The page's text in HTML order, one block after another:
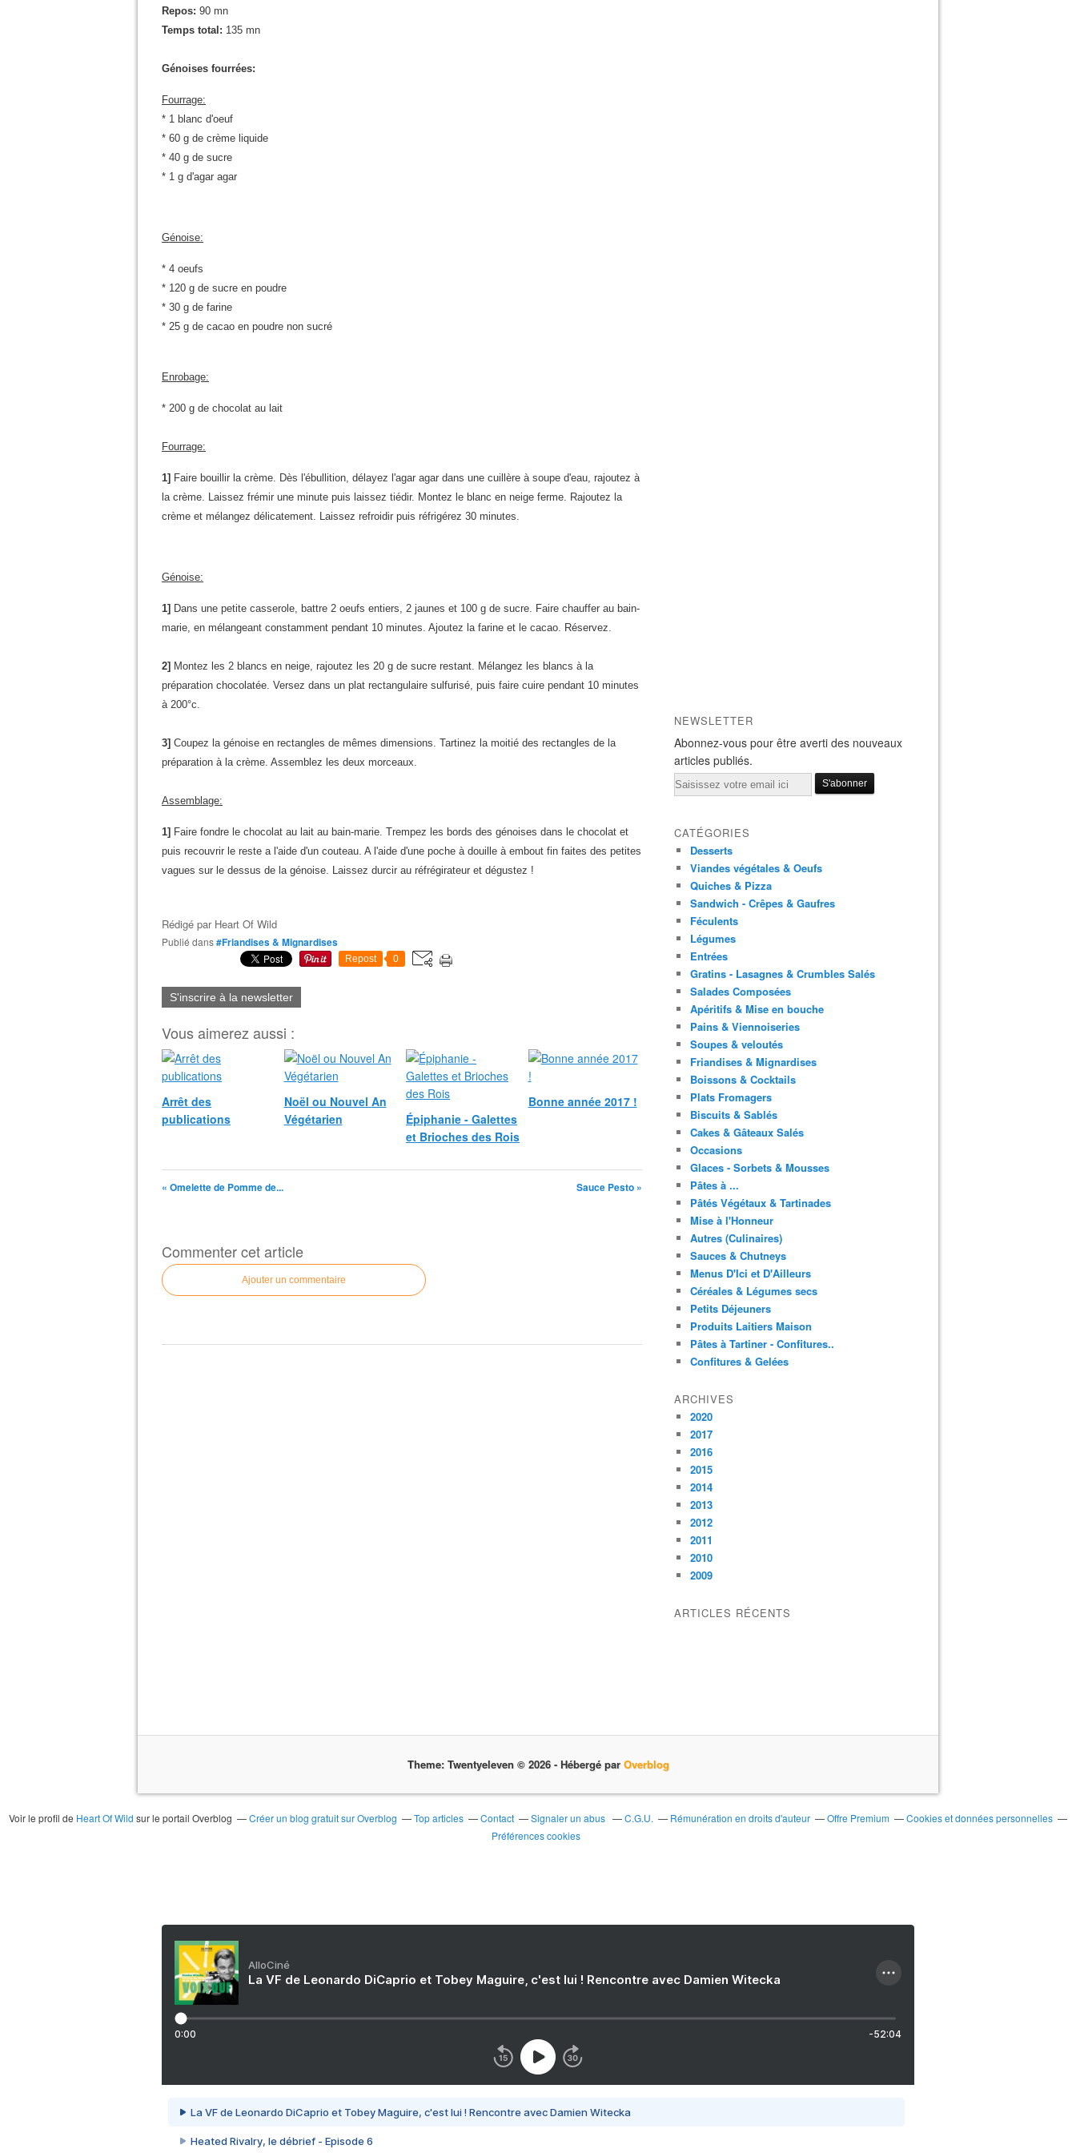
Repos: 90 mn
Temps total: 135 mn
Génoises fourrées:
Fourrage:
* 1 blanc d'oeuf
* 60 g de crème liquide
* 40 g de sucre
* 1 g d'agar agar
Génoise:
* 4 oeufs
* 120 g de sucre en poudre
* 30 g de farine
* 25 g de cacao en poudre non sucré
Enrobage:
* 200 g de chocolat au lait
Fourrage:
1] Faire bouillir la crème. Dès l'ébullition, délayez l'agar agar dans une cuillère à soupe d'eau, rajoutez à
la crème. Laissez frémir une minute puis laissez tiédir. Montez le blanc en neige ferme. Rajoutez la
crème et mélangez délicatement. Laissez refroidir puis réfrigérez 30 minutes.
Génoise:
1] Dans une petite casserole, battre 2 oeufs entiers, 2 jaunes et 100 g de sucre. Faire chauffer au bain-
marie, en mélangeant constamment pendant 10 minutes. Ajoutez la farine et le cacao. Réservez.
2] Montez les 2 blancs en neige, rajoutez les 20 g de sucre restant. Mélangez les blancs à la
préparation chocolatée. Versez dans un plat rectangulaire sulfurisé, puis faire cuire pendant 10 minutes
à 200°c.
3] Coupez la génoise en rectangles de mêmes dimensions. Tartinez la moitié des rectangles de la
préparation à la crème. Assemblez les deux morceaux.
Assemblage:
1] Faire fondre le chocolat au lait au bain-marie. Trempez les bords des génoises dans le chocolat et
puis recouvrir le reste a l'aide d'un couteau. A l'aide d'une poche à douille à embout fin faites des petites
vagues sur le dessus de la génoise. Laissez durcir au réfrégirateur et dégustez !
Rédigé par Heart Of Wild
Publié dans#Friandises & Mignardises
Repost 0
S'inscrire à la newsletter
Vous aimerez aussi :
Arrêt des
publications
Noël ou Nouvel An
Végétarien
Épiphanie - Galettes
et Brioches des Rois
Bonne année 2017 !
« Omelette de Pomme de... Sauce Pesto »
Commenter cet article
Ajouter un commentaire
NEWSLETTER
Abonnez-vous pour être averti des nouveaux
articles publiés.
Email
CATÉGORIES
Desserts
Viandes végétales & Oeufs
Quiches & Pizza
Sandwich - Crêpes & Gaufres
Féculents
Légumes
Entrées
Gratins - Lasagnes & Crumbles Salés
Salades Composées
Apéritifs & Mise en bouche
Pains & Viennoiseries
Soupes & veloutés
Friandises & Mignardises
Boissons & Cocktails
Plats Fromagers
Biscuits & Sablés
Cakes & Gâteaux Salés
Occasions
Glaces - Sorbets & Mousses
Pâtes à ...
Pâtés Végétaux & Tartinades
Mise à l'Honneur
Autres (Culinaires)
Sauces & Chutneys
Menus D'Ici et D'Ailleurs
Céréales & Légumes secs
Petits Déjeuners
Produits Laitiers Maison
Pâtes à Tartiner - Confitures..
Confitures & Gelées
ARCHIVES
2020
2017
2016
2015
2014
2013
2012
2011
2010
2009
ARTICLES RÉCENTS
Theme: Twentyeleven © 2026 - Hébergé par Overblog
Voir le profil de Heart Of Wild sur le portail Overblog Créer un blog gratuit sur Overblog Top articles Contact Signaler un abus C.G.U. Rémunération en droits d'auteur Offre Premium
Cookies et données personnelles
Préférences cookies
AlloCiné
La VF de Leonardo DiCaprio et Tobey Maguire, c'est lui ! Rencontre avec Damien Witecka
0:00 -52:04
La VF de Leonardo DiCaprio et Tobey Maguire, c'est lui ! Rencontre avec Damien Witecka
Heated Rivalry, le débrief - Episode 6